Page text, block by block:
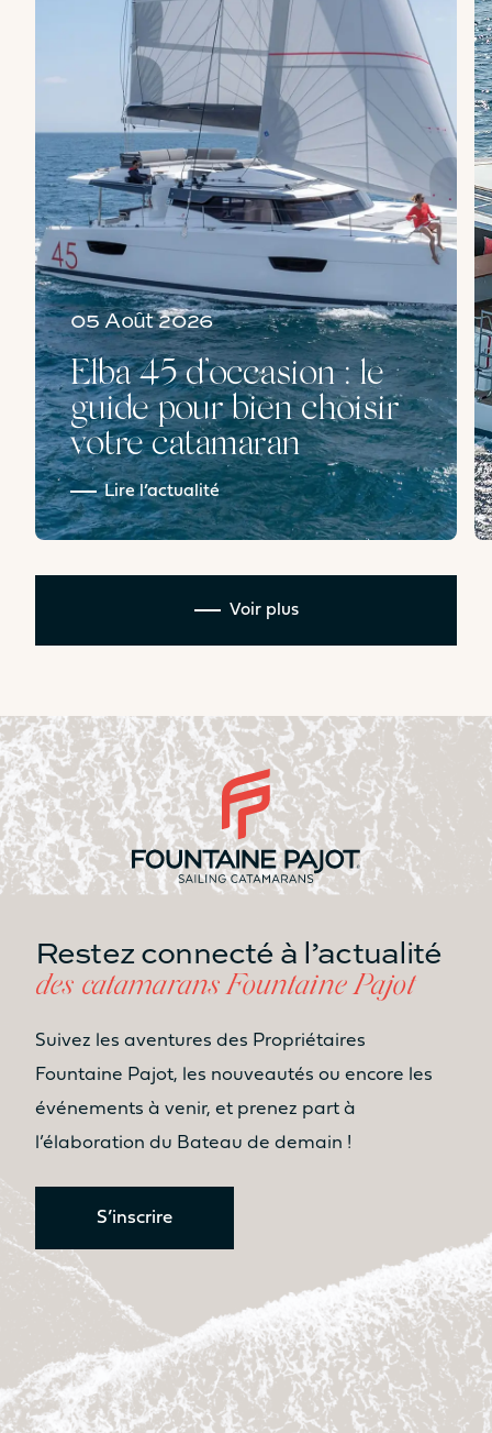
05 Août 2026
Elba 45 d’occasion : le
guide pour bien choisir
votre catamaran
Lire l’actualité
Voir plus
Restez connecté à l’actualité
des catamarans Fountaine Pajot
Suivez les aventures des Propriétaires
Fountaine Pajot, les nouveautés ou encore les
événements à venir, et prenez part à
l’élaboration du Bateau de demain !
S’inscrire